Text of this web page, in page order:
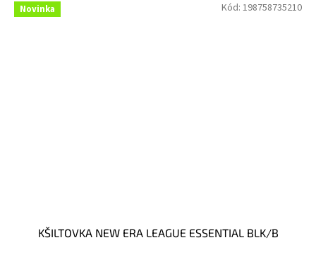
Novinka
KŠILTOVKA NEW ERA LEAGUE ESSENTIAL BLK/B
Kód: 198758735210